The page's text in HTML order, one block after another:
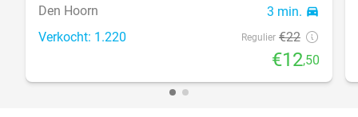
Den Hoorn 3 min. directions_car
Verkocht: 1.220 Regulier €22
€12,50